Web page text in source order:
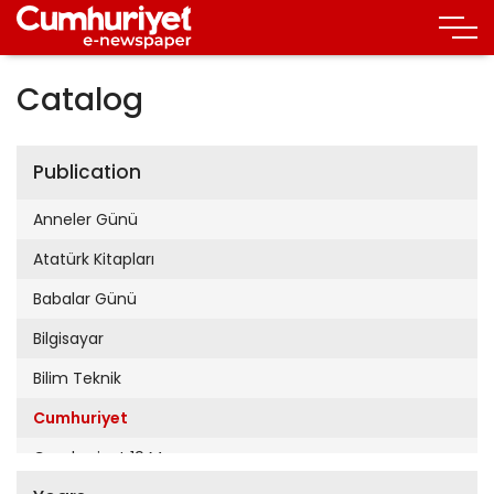
Catalog
Publication
Anneler Günü
Atatürk Kitapları
Babalar Günü
Bilgisayar
Bilim Teknik
Cumhuriyet
Cumhuriyet 19 Mayıs